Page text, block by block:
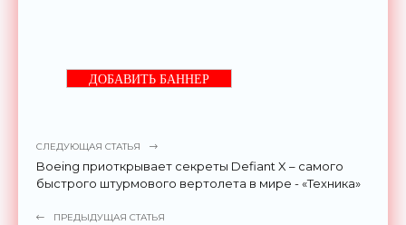
ДОБАВИТЬ БАННЕР
СЛЕДУЮЩАЯ СТАТЬЯ
Boeing приоткрывает секреты Defiant X – самого
быстрого штурмового вертолета в мире - «Техника»
ПРЕДЫДУЩАЯ СТАТЬЯ